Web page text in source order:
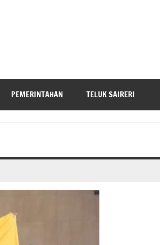
PEMERINTAHAN TELUK SAIRERI